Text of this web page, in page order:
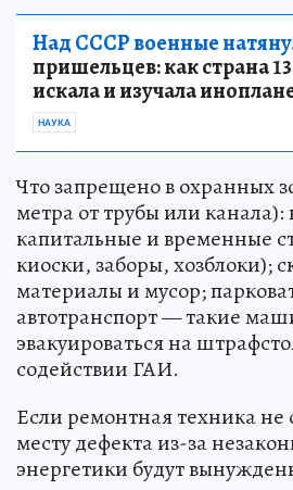
Над СССР военные
пришельцев: как страна
искала и изучала
НАУКА
Что запрещено в охранных
метра от трубы или канала):
капитальные и временные
киоски, заборы, хозблоки);
материалы и мусор;
автотранспорт — такие
эвакуироваться на
содействии ГАИ.
Если ремонтная техника не
месту дефекта из-за
энергетики будут